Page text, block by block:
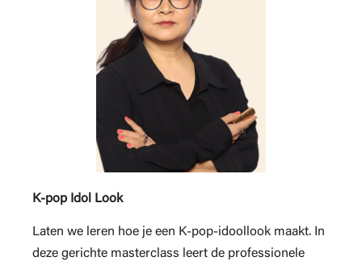
K-pop Idol Look
Laten we leren hoe je een K-pop-idoollook maakt. In
deze gerichte masterclass leert de professionele